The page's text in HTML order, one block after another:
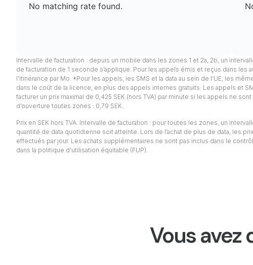
No matching rate found.
Intervalle de facturation : depuis un mobile dans les zones 1 et 2a, 2b, un
de facturation de 1 seconde s’applique. Pour les appels émis et reçus dans
l’itinérance par Mo. *Pour les appels, les SMS et la data au sein de l’UE, les
dans le coût de la licence, en plus des appels internes gratuits. Les appels et
facturer un prix maximal de 0,425 SEK (hors TVA) par minute si les appels ne
d’ouverture toutes zones : 0,79 SEK.
Prix en SEK hors TVA. Intervalle de facturation : pour toutes les zones, un
quantité de data quotidienne soit atteinte. Lors de l’achat de plus de data, les
effectués par jour. Les achats supplémentaires ne sont pas inclus dans le
dans la politique d’utilisation équitable (FUP).
Vous avez